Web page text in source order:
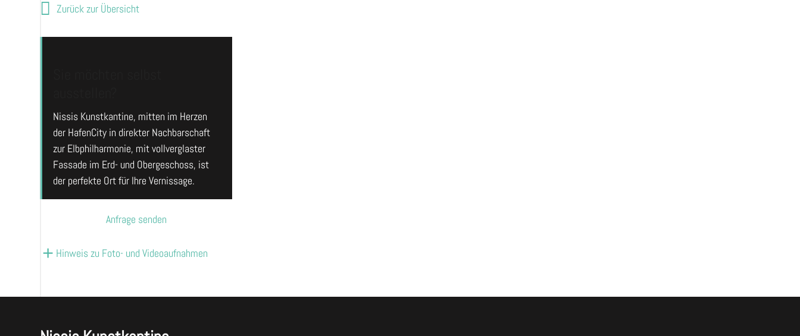
Zurück zur Übersicht
Nissis Kunstkantine, mitten im Herzen
der HafenCity in direkter Nachbarschaft
zur Elbphilharmonie, mit vollverglaster
Fassade im Erd- und Obergeschoss, ist
der perfekte Ort für Ihre Vernissage.
Anfrage senden
Hinweis zu Foto- und Videoaufnahmen